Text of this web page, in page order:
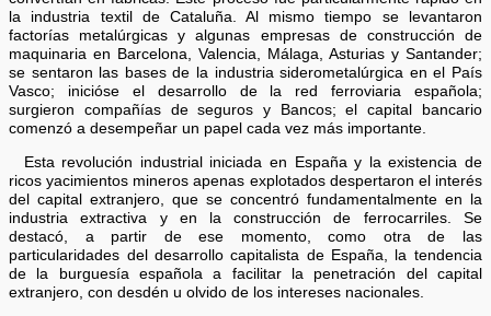
la industria textil de Cataluña. Al mismo tiempo se levantaron
factorías metalúrgicas y algunas empresas de construcción de
maquinaria en Barcelona, Valencia, Málaga, Asturias y Santander;
se sentaron las bases de la industria siderometalúrgica en el País
Vasco; inicióse el desarrollo de la red ferroviaria española;
surgieron compañías de seguros y Bancos; el capital bancario
comenzó a desempeñar un papel cada vez más importante.
Esta revolución industrial iniciada en España y la existencia de
ricos yacimientos mineros apenas explotados despertaron el interés
del capital extranjero, que se concentró fundamentalmente en la
industria extractiva y en la construcción de ferrocarriles. Se
destacó, a partir de ese momento, como otra de las
particularidades del desarrollo capitalista de España, la tendencia
de la burguesía española a facilitar la penetración del capital
extranjero, con desdén u olvido de los intereses nacionales.